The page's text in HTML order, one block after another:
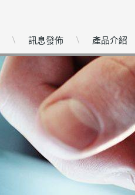
訊息發佈 產品介紹